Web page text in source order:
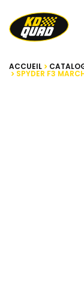
ACCUEIL
SPYDER F3